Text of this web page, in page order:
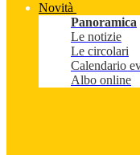
Novità
Panoramica
Le notizie
Le circolari
Calendario
Albo online